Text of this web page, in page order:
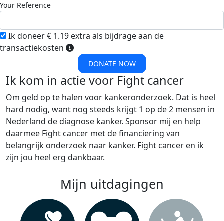
Your Reference
Ik doneer € 1.19 extra als bijdrage aan de
transactiekosten
DONATE NOW
Ik kom in actie voor Fight cancer
Om geld op te halen voor kankeronderzoek. Dat is heel
hard nodig, want nog steeds krijgt 1 op de 2 mensen in
Nederland de diagnose kanker. Sponsor mij en help
daarmee Fight cancer met de financiering van
belangrijk onderzoek naar kanker. Fight cancer en ik
zijn jou heel erg dankbaar.
Mijn uitdagingen